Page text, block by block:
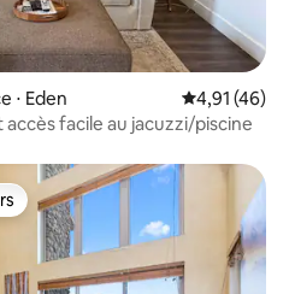
⋅ Eden Évaluation
4,91 (46)
facile au jacuzzi/piscine
plus appréciés